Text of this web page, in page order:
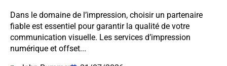
Dans le domaine de l’impression, choisir un partenaire
fiable est essentiel pour garantir la qualité de votre
communication visuelle. Les services d’impression
numérique et offset...